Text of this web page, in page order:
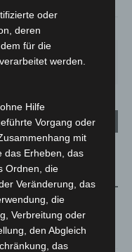
84%
23° 20
nach
oder
deren
für die
werden.
Hilfe
Vorgang oder
mit
das Erheben, das
Ordnen, die
Veränderung, das
die
Verbreitung oder
den Abgleich
das